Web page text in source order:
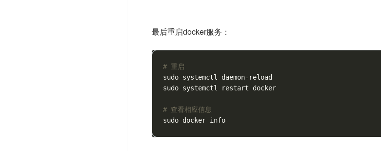
最后重启docker服务：
# 重启
sudo systemctl daemon-reload
sudo systemctl restart docker
# 查看相应信息